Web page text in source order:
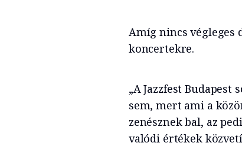
Amíg nincs végleges
koncertekre.
„A Jazzfest
sem, mert ami a
zenésznek bal, az
valódi értékek